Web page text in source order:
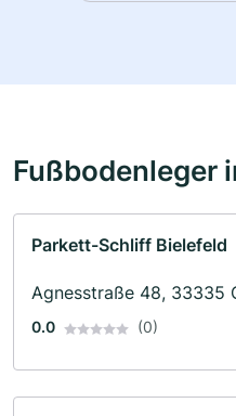
Fußbodenleger
Parkett-Schliff Bielefeld
Agnesstraße 48, 33335
0.0 (0)